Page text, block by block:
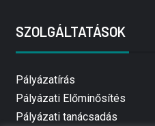
SZOLGÁLTATÁSOK
Pályázatírás
Pályázati Előminősítés
Pályázati tanácsadás